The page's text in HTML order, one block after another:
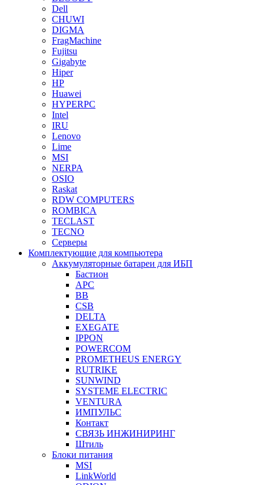
Dell
CHUWI
DIGMA
FragMachine
Fujitsu
Gigabyte
Hiper
HP
Huawei
HYPERPC
Intel
IRU
Lenovo
Lime
MSI
NERPA
OSIO
Raskat
RDW COMPUTERS
ROMBICA
TECLAST
TECNO
Серверы
Комплектующие для компьютера
Аккумуляторные батареи для ИБП
Бастион
APC
BB
CSB
DELTA
EXEGATE
IPPON
POWERCOM
PROMETHEUS ENERGY
RUTRIKE
SUNWIND
SYSTEME ELECTRIC
VENTURA
ИМПУЛЬС
Контакт
СВЯЗЬ ИНЖИНИРИНГ
Штиль
Блоки питания
MSI
LinkWorld